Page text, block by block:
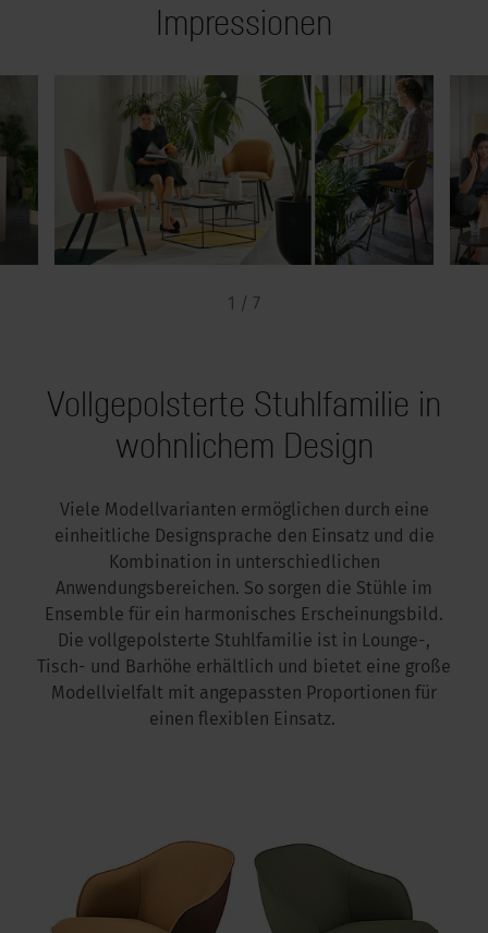
Impressionen
1 / 7
Vollgepolsterte Stuhlfamilie in
wohnlichem Design
Viele Modellvarianten ermöglichen durch eine
einheitliche Designsprache den Einsatz und die
Kombination in unterschiedlichen
Anwendungsbereichen. So sorgen die Stühle im
Ensemble für ein harmonisches Erscheinungsbild.
Die vollgepolsterte Stuhlfamilie ist in Lounge-,
Tisch- und Barhöhe erhältlich und bietet eine große
Modellvielfalt mit angepassten Proportionen für
einen flexiblen Einsatz.